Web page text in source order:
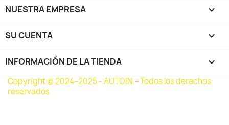
NUESTRA EMPRESA 
SU CUENTA 
INFORMACIÓN DE LA TIENDA keyboard_arrow_down
Copyright © 2024–2025 - AUTOIN – Todos los derechos
reservados